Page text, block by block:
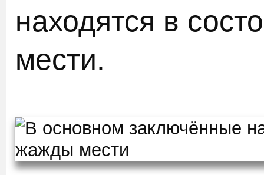
находятся в
мести.